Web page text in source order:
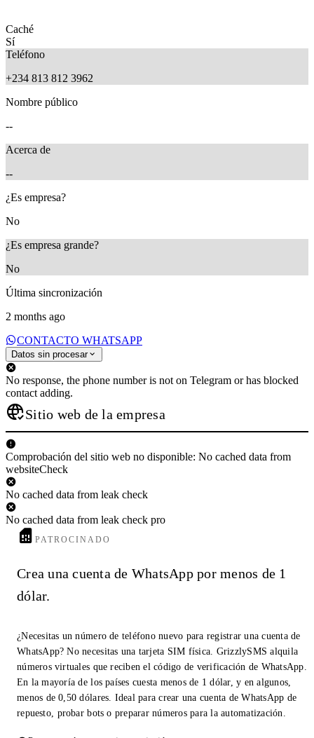
Caché
Sí
Teléfono
+234 813 812 3962
Nombre público
--
Acerca de
--
¿Es empresa?
No
¿Es empresa grande?
No
Última sincronización
2 months ago
CONTACTO WHATSAPP
Datos sin procesar
No response, the phone number is not on Telegram or has blocked
contact adding.
Sitio web de la empresa
Comprobación del sitio web no disponible: No cached data from
websiteCheck
No cached data from leak check
No cached data from leak check pro
PATROCINADO
Crea una cuenta de WhatsApp por menos de 1
dólar.
¿Necesitas un número de teléfono nuevo para registrar una cuenta de
WhatsApp? No necesitas una tarjeta SIM física. GrizzlySMS alquila
números virtuales que reciben el código de verificación de WhatsApp.
En la mayoría de los países cuesta menos de 1 dólar, y en algunos,
menos de 0,50 dólares. Ideal para crear una cuenta de WhatsApp de
repuesto, probar bots o preparar números para la automatización.